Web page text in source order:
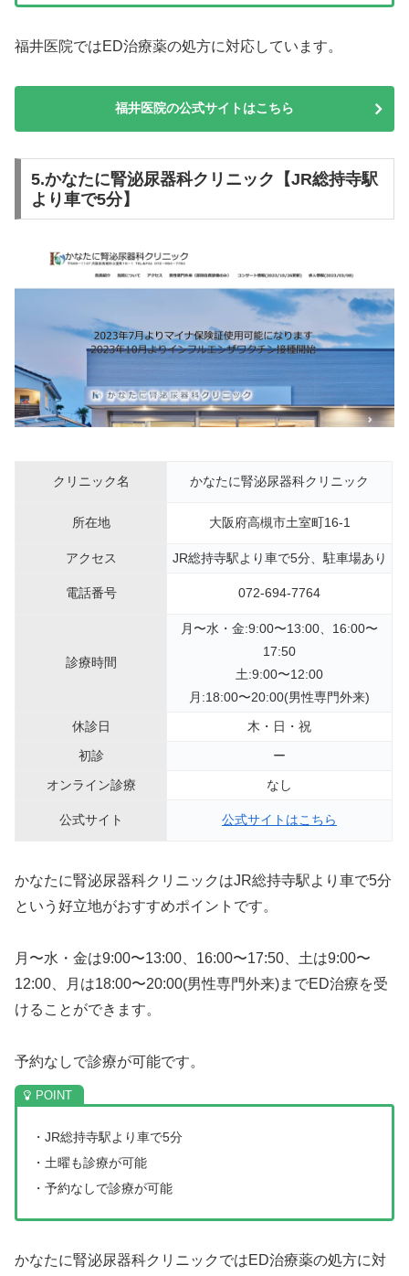
福井医院ではED治療薬の処方に対応しています。
福井医院の公式サイトはこちら
5.かなたに腎泌尿器科クリニック【JR総持寺駅
より車で5分】
クリニック名 かなたに腎泌尿器科クリニック
所在地 大阪府高槻市土室町16-1
アクセス JR総持寺駅より車で5分、駐車場あり
電話番号 072-694-7764
診療時間
月〜水・金:9:00〜13:00、16:00〜
17:50
土:9:00〜12:00
月:18:00〜20:00(男性専門外来)
休診日
木・日・祝
初診
ー
オンライン診療
なし
公式サイト 公式サイトはこちら
かなたに腎泌尿器科クリニックはJR総持寺駅より車で5分
という好立地がおすすめポイントです。
月〜水・金は9:00〜13:00、16:00〜17:50、土は9:00〜
12:00、月は18:00〜20:00(男性専門外来)までED治療を受
けることができます。
予約なしで診療が可能です。
・JR総持寺駅より車で5分
・土曜も診療が可能
・予約なしで診療が可能
かなたに腎泌尿器科クリニックではED治療薬の処方に対